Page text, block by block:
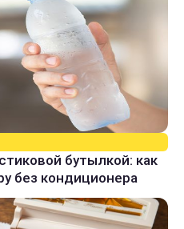
бутылкой: как
без кондиционера